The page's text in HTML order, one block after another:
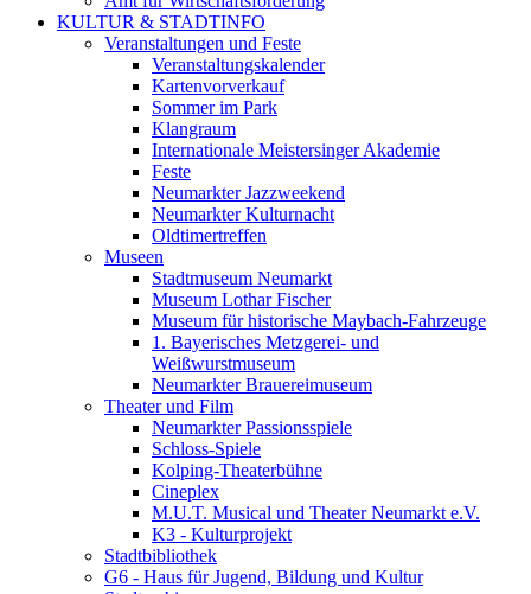
KULTUR & STADTINFO
Veranstaltungen und Feste
Veranstaltungskalender
Kartenvorverkauf
Sommer im Park
Klangraum
Internationale Meistersinger Akademie
Feste
Neumarkter Jazzweekend
Neumarkter Kulturnacht
Oldtimertreffen
Museen
Stadtmuseum Neumarkt
Museum Lothar Fischer
Museum für historische Maybach-Fahrzeuge
1. Bayerisches Metzgerei- und
Weißwurstmuseum
Neumarkter Brauereimuseum
Theater und Film
Neumarkter Passionsspiele
Schloss-Spiele
Kolping-Theaterbühne
Cineplex
M.U.T. Musical und Theater Neumarkt e.V.
K3 - Kulturprojekt
Stadtbibliothek
G6 - Haus für Jugend, Bildung und Kultur